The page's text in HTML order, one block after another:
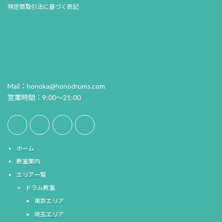
特定商取引法に基づく表記
Mail：honoka@honodrums.com
営業時間：9:00～21:00
ホーム
教室案内
エリア一覧
ドラム教室
東京エリア
埼玉エリア